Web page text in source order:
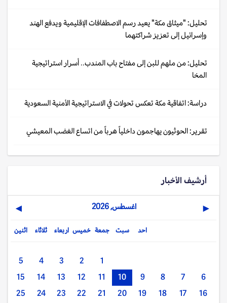
تحليل: "ميثاق مكة" يعيد رسم الاصطفافات الإقليمية ويدفع الهند
وإسرائيل إلى تعزيز شراكتهما
تحليل: من ملهم للبن إلى مفتاح باب المندب.. أسرار استراتيجية
المخا
دراسة: اتفاقية مكة تعكس تحولات في الاستراتيجية الأمنية السعودية
تقرير: الحوثيون يهاجمون داخلياً هرباً من اتساع الغضب المعيشي
أرشيف الأخبار
◀ اغسطس, 2026 ▶
اثنين ثلاثاء اربعاء خميس جمعة سبت احد
1
2
3
4
5
6
7
8
9
10
11
12
13
14
15
16
17
18
19
20
21
22
23
24
25